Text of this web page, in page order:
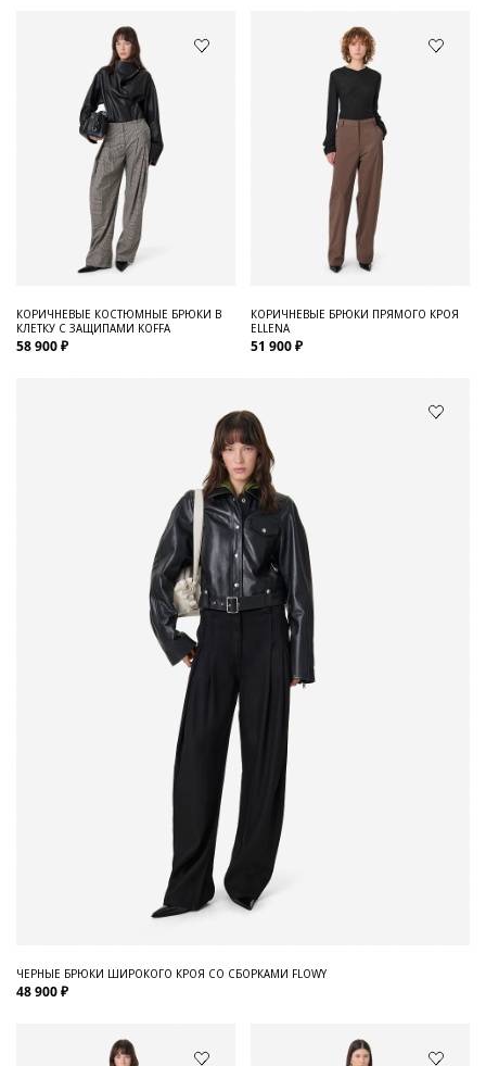
КОРИЧНЕВЫЕ КОСТЮМНЫЕ БРЮКИ В
КЛЕТКУ С ЗАЩИПАМИ KOFFA
58 900 ₽
КОРИЧНЕВЫЕ БРЮКИ ПРЯМОГО КРОЯ
ELLENA
51 900 ₽
ЧЕРНЫЕ БРЮКИ ШИРОКОГО КРОЯ СО СБОРКАМИ FLOWY
48 900 ₽